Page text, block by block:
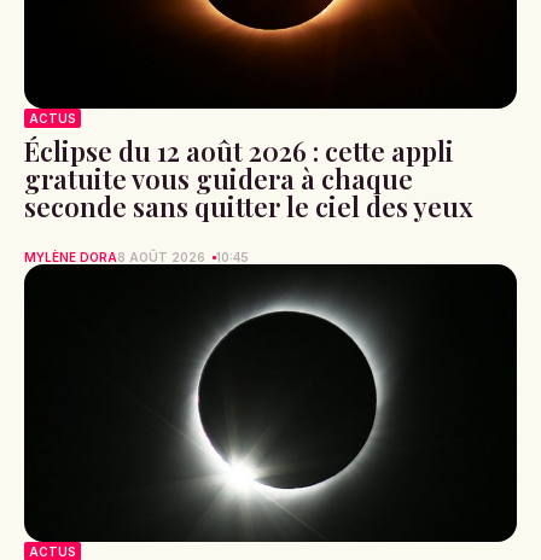
ACTUS
Éclipse du 12 août 2026 : cette appli
gratuite vous guidera à chaque
seconde sans quitter le ciel des yeux
MYLÈNE DORA8 AOÛT 2026 10:45
ACTUS